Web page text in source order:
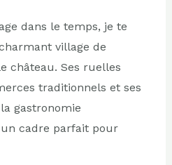
dans le temps, je te
village de
château. Ses ruelles
traditionnels et ses
gastronomie
cadre parfait pour